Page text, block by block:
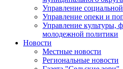
Управление
Управление опеки и
Управление культуры,
молодежной политики
Новости
Местные новости
Региональные новости